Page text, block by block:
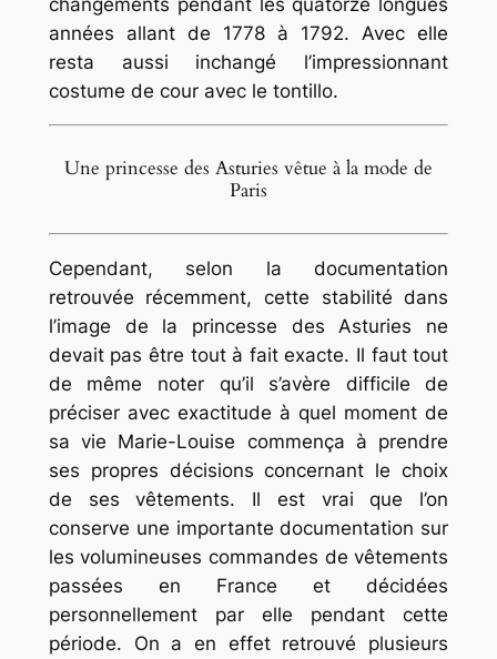
changements pendant les quatorze longues
années allant de 1778 à 1792. Avec elle
resta aussi inchangé l’impressionnant
costume de cour avec le tontillo.
Une princesse des Asturies vêtue à la mode de
Paris
Cependant, selon la documentation
retrouvée récemment, cette stabilité dans
l’image de la princesse des Asturies ne
devait pas être tout à fait exacte. Il faut tout
de même noter qu’il s’avère difficile de
préciser avec exactitude à quel moment de
sa vie Marie-Louise commença à prendre
ses propres décisions concernant le choix
de ses vêtements. Il est vrai que l’on
conserve une importante documentation sur
les volumineuses commandes de vêtements
passées en France et décidées
personnellement par elle pendant cette
période. On a en effet retrouvé plusieurs